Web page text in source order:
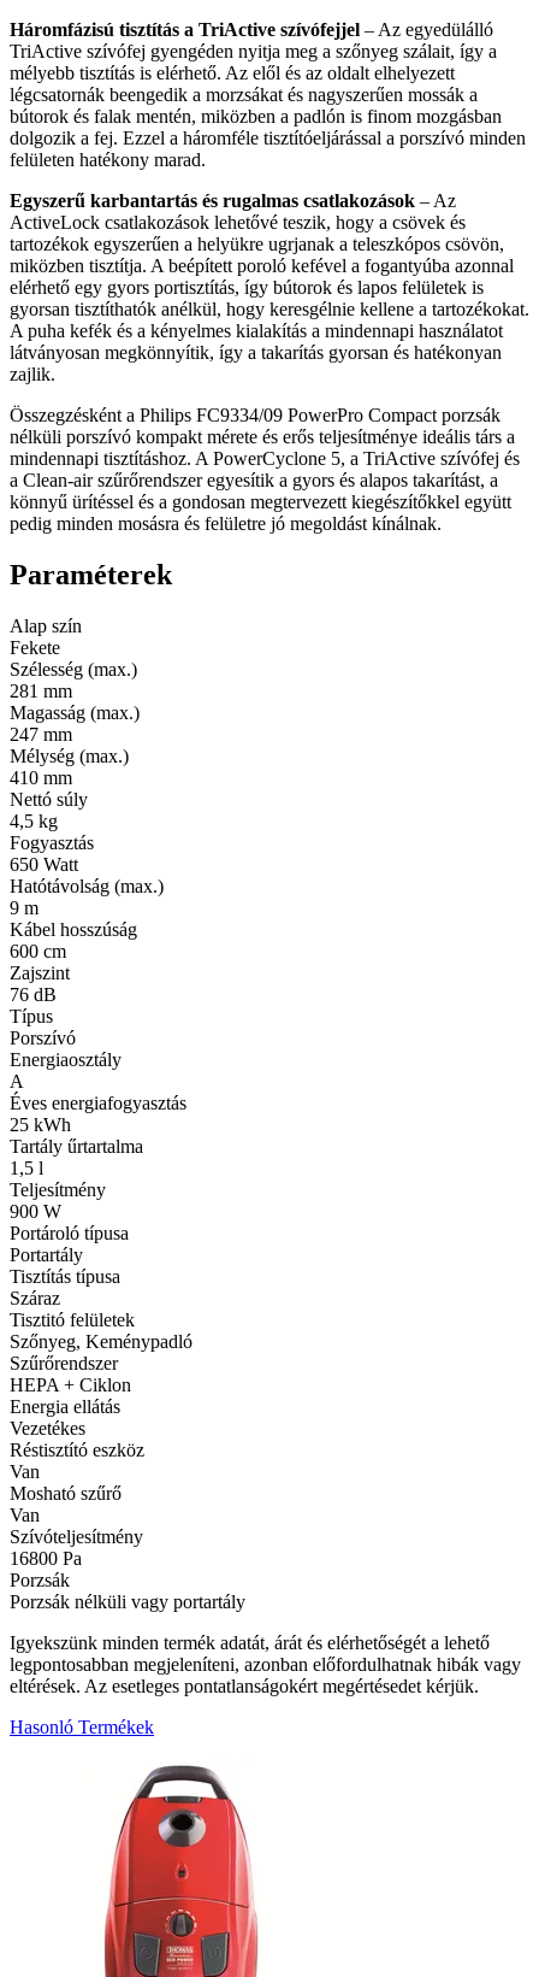
Háromfázisú tisztítás a TriActive szívófejjel – Az egyedülálló
TriActive szívófej gyengéden nyitja meg a szőnyeg szálait, így a
mélyebb tisztítás is elérhető. Az elől és az oldalt elhelyezett
légcsatornák beengedik a morzsákat és nagyszerűen mossák a
bútorok és falak mentén, miközben a padlón is finom mozgásban
dolgozik a fej. Ezzel a háromféle tisztítóeljárással a porszívó minden
felületen hatékony marad.
Egyszerű karbantartás és rugalmas csatlakozások – Az
ActiveLock csatlakozások lehetővé teszik, hogy a csövek és
tartozékok egyszerűen a helyükre ugrjanak a teleszkópos csövön,
miközben tisztítja. A beépített poroló kefével a fogantyúba azonnal
elérhető egy gyors portisztítás, így bútorok és lapos felületek is
gyorsan tisztíthatók anélkül, hogy keresgélnie kellene a tartozékokat.
A puha kefék és a kényelmes kialakítás a mindennapi használatot
látványosan megkönnyítik, így a takarítás gyorsan és hatékonyan
zajlik.
Összegzésként a Philips FC9334/09 PowerPro Compact porzsák
nélküli porszívó kompakt mérete és erős teljesítménye ideális társ a
mindennapi tisztításhoz. A PowerCyclone 5, a TriActive szívófej és
a Clean-air szűrőrendszer egyesítik a gyors és alapos takarítást, a
könnyű ürítéssel és a gondosan megtervezett kiegészítőkkel együtt
pedig minden mosásra és felületre jó megoldást kínálnak.
Paraméterek
Alap szín
Fekete
Szélesség (max.)
281 mm
Magasság (max.)
247 mm
Mélység (max.)
410 mm
Nettó súly
4,5 kg
Fogyasztás
650 Watt
Hatótávolság (max.)
9 m
Kábel hosszúság
600 cm
Zajszint
76 dB
Típus
Porszívó
Energiaosztály
A
Éves energiafogyasztás
25 kWh
Tartály űrtartalma
1,5 l
Teljesítmény
900 W
Portároló típusa
Portartály
Tisztítás típusa
Száraz
Tisztitó felületek
Szőnyeg, Keménypadló
Szűrőrendszer
HEPA + Ciklon
Energia ellátás
Vezetékes
Réstisztító eszköz
Van
Mosható szűrő
Van
Szívóteljesítmény
16800 Pa
Porzsák
Porzsák nélküli vagy portartály
Igyekszünk minden termék adatát, árát és elérhetőségét a lehető
legpontosabban megjeleníteni, azonban előfordulhatnak hibák vagy
eltérések. Az esetleges pontatlanságokért megértésedet kérjük.
Hasonló Termékek